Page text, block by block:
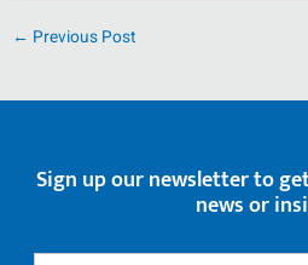
← Previous Post
Sign up our newsletter to
news or